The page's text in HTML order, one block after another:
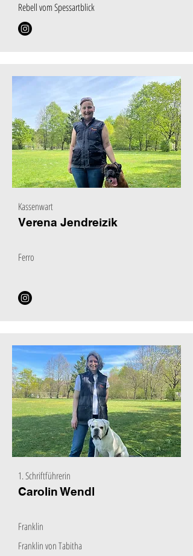
Rebell vom Spessartblick
Kassenwart
Verena Jendreizik
Ferro
1. Schriftführerin
Carolin Wendl
Franklin
Franklin von Tabitha